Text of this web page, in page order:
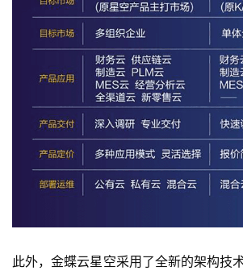
此外，金蝶云星空采用了全新的架构技